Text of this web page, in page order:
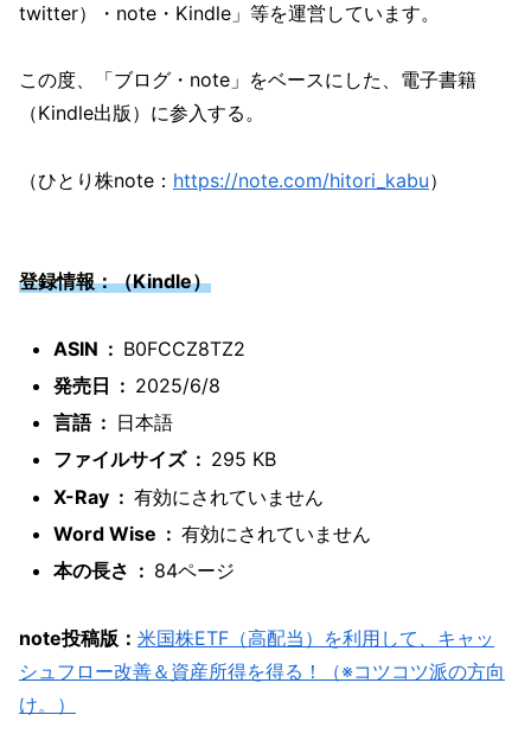
twitter）・note・Kindle」等を運営しています。
この度、「ブログ・note」をベースにした、電子書籍
（Kindle出版）に参入する。
（ひとり株note： https://note.com/hitori_kabu）
登録情報：（Kindle）
ASIN ‏ : ‎ B0FCCZ8TZ2
発売日 ‏ : ‎ 2025/6/8
言語 ‏ : ‎ 日本語
ファイルサイズ ‏ : ‎ 295 KB
X-Ray ‏ : ‎有効にされていません
Word Wise ‏ : ‎有効にされていません
本の長さ ‏ : ‎ 84ページ
note投稿版： 米国株ETF（高配当）を利用して、キャッ
シュフロー改善＆資産所得を得る！（※コツコツ派の方向
け。）